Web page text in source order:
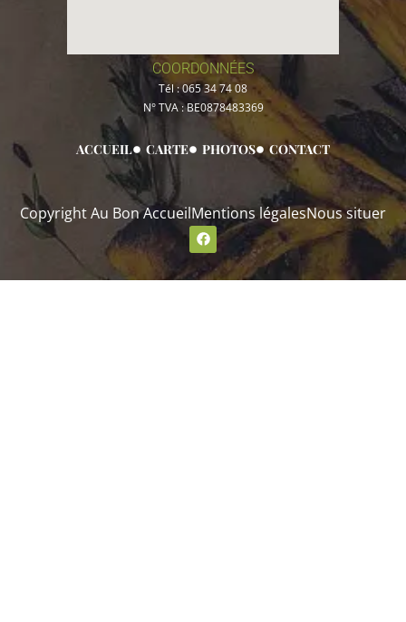
COORDONNÉES
Tél :065 34 74 08
N° TVA :BE0878483369
ACCUEIL CARTE PHOTOS CONTACT
Copyright Au Bon AccueilMentions légalesNous situer